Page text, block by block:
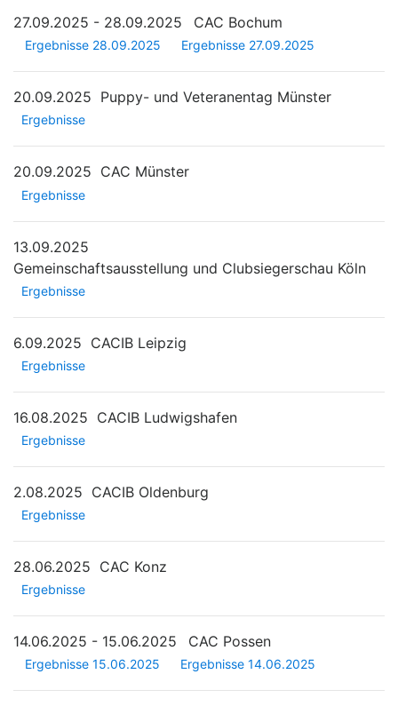
27.09.2025 - 28.09.2025 CAC Bochum
Ergebnisse 28.09.2025 Ergebnisse 27.09.2025
20.09.2025 Puppy- und Veteranentag Münster
Ergebnisse
20.09.2025 CAC Münster
Ergebnisse
13.09.2025
Gemeinschaftsausstellung und Clubsiegerschau Köln
Ergebnisse
6.09.2025 CACIB Leipzig
Ergebnisse
16.08.2025 CACIB Ludwigshafen
Ergebnisse
2.08.2025 CACIB Oldenburg
Ergebnisse
28.06.2025 CAC Konz
Ergebnisse
14.06.2025 - 15.06.2025 CAC Possen
Ergebnisse 15.06.2025 Ergebnisse 14.06.2025